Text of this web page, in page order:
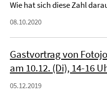
Wie hat sich diese Zahl
08.10.2020
Gastvortrag von
am 10.12. (Di), 14-16
05.12.2019